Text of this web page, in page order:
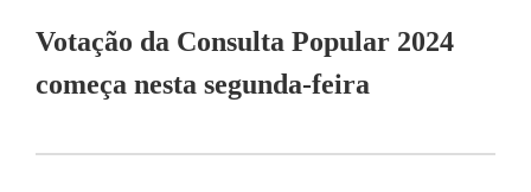
Votação da Consulta Popular 2024
começa nesta segunda-feira